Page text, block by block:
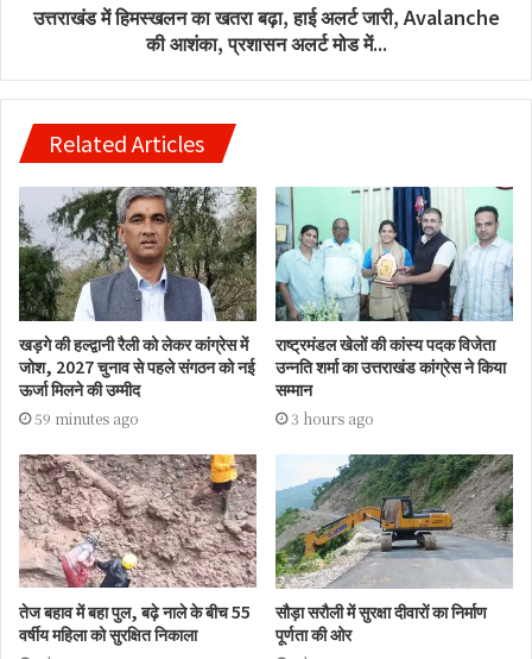
उत्तराखंड में हिमस्खलन का खतरा बढ़ा, हाई अलर्ट जारी, Avalanche
की आशंका, प्रशासन अलर्ट मोड में...
Related Articles
खड़गे की हल्द्वानी रैली को लेकर कांग्रेस में
जोश, 2027 चुनाव से पहले संगठन को नई
ऊर्जा मिलने की उम्मीद
59 minutes ago
राष्ट्रमंडल खेलों की कांस्य पदक विजेता
उन्नति शर्मा का उत्तराखंड कांग्रेस ने किया
सम्मान
3 hours ago
तेज बहाव में बहा पुल, बढ़े नाले के बीच 55
वर्षीय महिला को सुरक्षित निकाला
सौड़ा सरौली में सुरक्षा दीवारों का निर्माण
पूर्णता की ओर